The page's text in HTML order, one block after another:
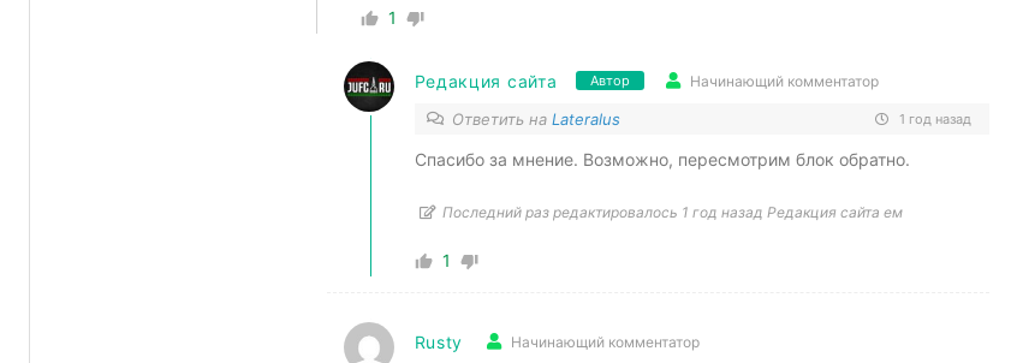
1
Редакция сайта Автор Начинающий комментатор
Ответить на Lateralus 1 год назад
Спасибо за мнение. Возможно, пересмотрим блок обратно.
Последний раз редактировалось 1 год назад Редакция сайта ем
1
Rusty Начинающий комментатор